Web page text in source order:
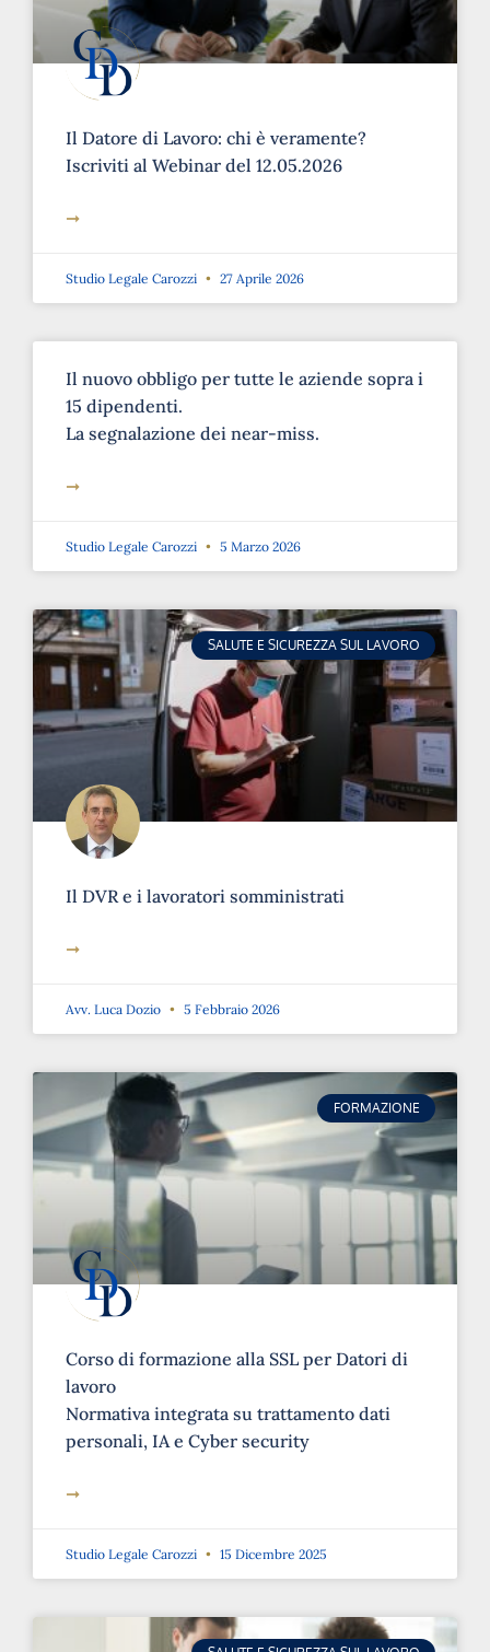
Il Datore di Lavoro: chi è veramente?
Iscriviti al Webinar del 12.05.2026
➞
Studio Legale Carozzi 27 Aprile 2026
Il nuovo obbligo per tutte le aziende sopra i
15 dipendenti.
La segnalazione dei near-miss.
➞
Studio Legale Carozzi 5 Marzo 2026
SALUTE E SICUREZZA SUL LAVORO
Il DVR e i lavoratori somministrati
➞
Avv. Luca Dozio 5 Febbraio 2026
FORMAZIONE
Corso di formazione alla SSL per Datori di
lavoro
Normativa integrata su trattamento dati
personali, IA e Cyber security
➞
Studio Legale Carozzi 15 Dicembre 2025